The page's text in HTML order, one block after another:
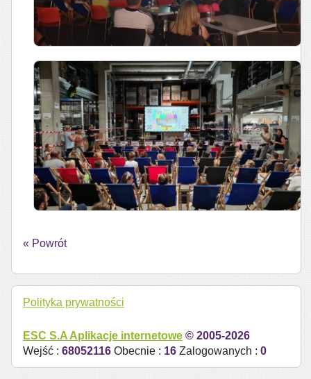
« Powrót
Polityka prywatności
ESC S.A Aplikacje internetowe © 2005-2026
Wejść : 68052116 Obecnie : 16 Zalogowanych : 0